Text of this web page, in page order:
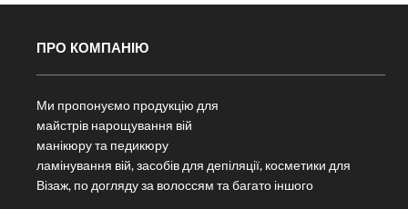
ПРО КОМПАНІЮ
Ми пропонуємо продукцію для
майстрів нарощування вій
манікюру та педикюру
ламінування вій, засобів для депіляції, косметики для
Візаж, по догляду за волоссям та багато іншого